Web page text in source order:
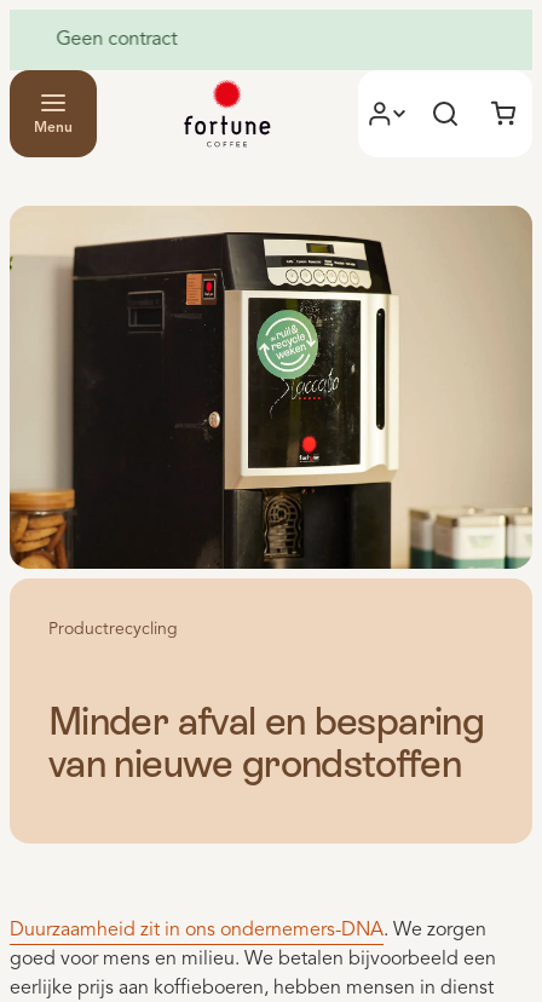
Geen contract
Menu
Productrecycling
Minder afval en besparing
van nieuwe grondstoffen
Duurzaamheid zit in ons ondernemers-DNA. We zorgen
goed voor mens en milieu. We betalen bijvoorbeeld een
eerlijke prijs aan koffieboeren, hebben mensen in dienst